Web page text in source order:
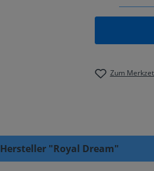
Zum
Hersteller "Royal Dream"